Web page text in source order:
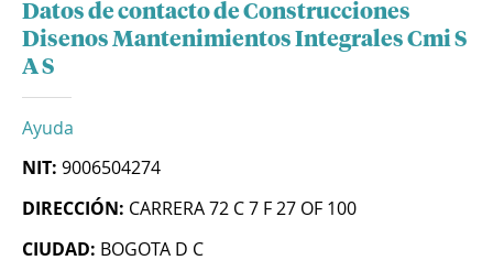
Datos de contacto de Construcciones
Disenos Mantenimientos Integrales Cmi S
A S
Ayuda
NIT: 9006504274
DIRECCIÓN: CARRERA 72 C 7 F 27 OF 100
CIUDAD: BOGOTA D C